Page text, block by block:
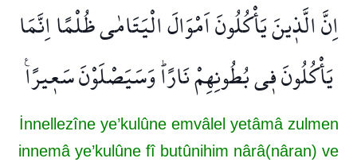
اِنَّ الَّذ۪ينَ يَأْكُلُونَ اَمْوَالَ الْيَتَامٰى ظُلْمًا اِنَّمَا
يَأْكُلُونَ ف۪ي بُطُونِهِمْ نَارًاۜ وَسَيَصْلَوْنَ سَع۪يرًا۟
İnnellezîne ye’kulûne emvâlel yetâmâ zulmen
innemâ ye’kulûne fî butûnihim nârâ(nâran) ve